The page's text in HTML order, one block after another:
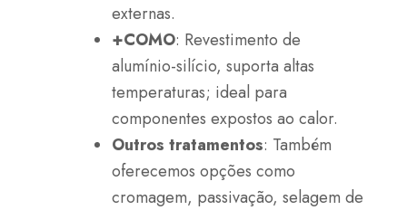
externas.
+COMO: Revestimento de
alumínio-silício, suporta altas
temperaturas; ideal para
componentes expostos ao calor.
Outros tratamentos: Também
oferecemos opções como
cromagem, passivação, selagem de